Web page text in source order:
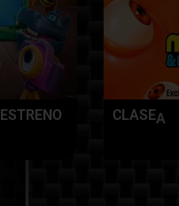
ESTRENO CLASEA